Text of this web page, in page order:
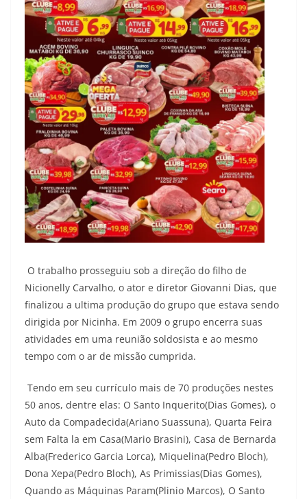
O trabalho prosseguiu sob a direção do filho de
Nicionelly Carvalho, o ator e diretor Giovanni Dias, que
finalizou a ultima produção do grupo que estava sendo
dirigida por Nicinha. Em 2009 o grupo encerra suas
atividades em uma reunião soldosista e ao mesmo
tempo com o ar de missão cumprida.
Tendo em seu currículo mais de 70 produções nestes
50 anos, dentre elas: O Santo Inquerito(Dias Gomes), o
Auto da Compadecida(Ariano Suassuna), Quarta Feira
sem Falta la em Casa(Mario Brasini), Casa de Bernarda
Alba(Frederico Garcia Lorca), Miquelina(Pedro Bloch),
Dona Xepa(Pedro Bloch), As Primissias(Dias Gomes),
Quando as Máquinas Param(Plinio Marcos), O Santo